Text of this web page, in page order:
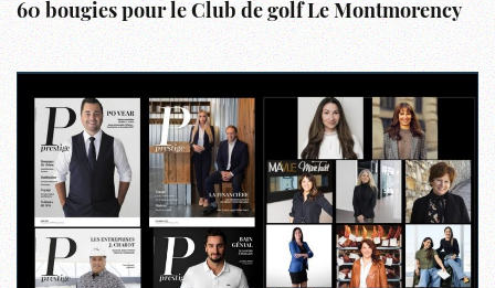
60 bougies pour le Club de golf Le Montmorency